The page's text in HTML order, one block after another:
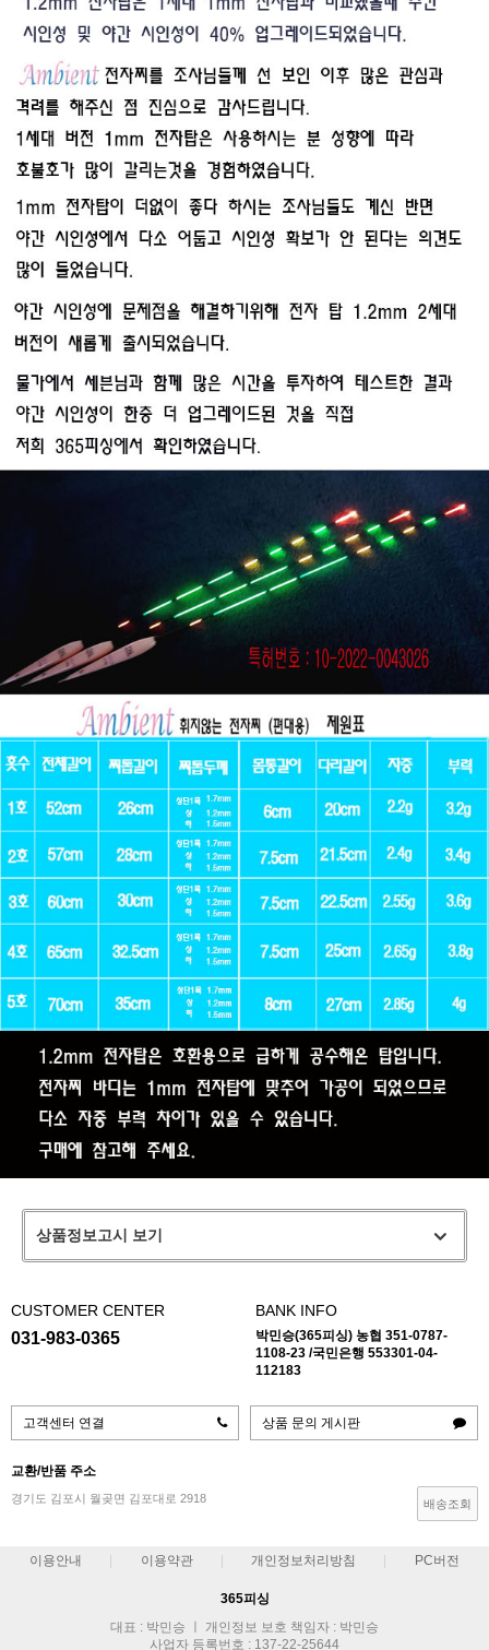
상품정보고시 보기
CUSTOMER CENTER
031-983-0365
BANK INFO
박민승(365피싱) 농협 351-0787-
1108-23 /국민은행 553301-04-
112183
고객센터 연결 상품 문의 게시판
교환/반품 주소
경기도 김포시 월곶면 김포대로 2918 배송조회
이용안내 이용약관 개인정보처리방침 PC버전
365피싱
대표 : 박민승 ㅣ 개인정보 보호 책임자 : 박민승
사업자 등록번호 : 137-22-25644